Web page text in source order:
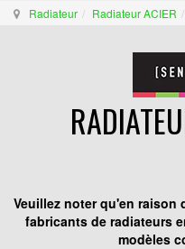
Radiateur Radiateur ACIER
Veuillez noter qu'en raison
fabricants de radiateurs
modèles